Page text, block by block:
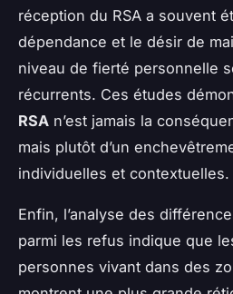
réception du RSA a souvent
dépendance et le désir de
niveau de fierté personnelle
récurrents. Ces études
RSA n’est jamais la
mais plutôt d’un
individuelles et contextuelles.
Enfin, l’analyse des
parmi les refus indique que
personnes vivant dans des